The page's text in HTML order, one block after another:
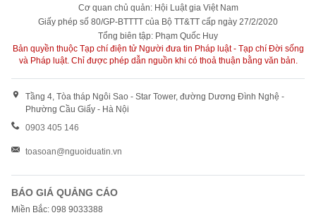
Cơ quan chủ quản: Hội Luật gia Việt Nam
Giấy phép số 80/GP-BTTTT của Bộ TT&TT cấp ngày 27/2/2020
Tổng biên tập: Phạm Quốc Huy
Bản quyền thuộc Tạp chí điện tử Người đưa tin Pháp luật - Tạp chí Đời sống
và Pháp luật. Chỉ được phép dẫn nguồn khi có thoả thuận bằng văn bản.
Tầng 4, Tòa tháp Ngôi Sao - Star Tower, đường Dương Đình Nghệ -
Phường Cầu Giấy - Hà Nội
0903 405 146
toasoan@nguoiduatin.vn
BÁO GIÁ QUẢNG CÁO
Miền Bắc: 098 9033388